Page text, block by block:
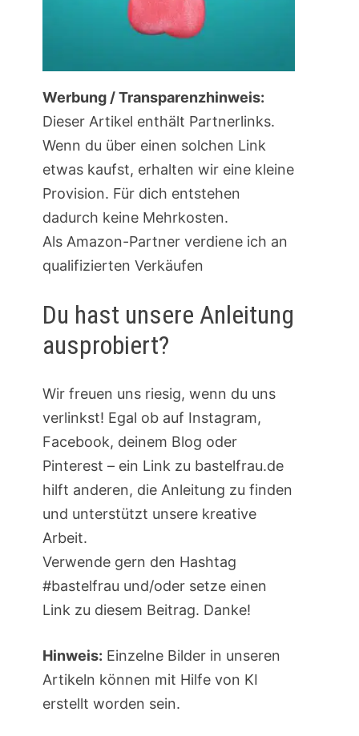
Werbung / Transparenzhinweis:
Dieser Artikel enthält Partnerlinks.
Wenn du über einen solchen Link
etwas kaufst, erhalten wir eine kleine
Provision. Für dich entstehen
dadurch keine Mehrkosten.
Als Amazon-Partner verdiene ich an
qualifizierten Verkäufen
Du hast unsere Anleitung
ausprobiert?
Wir freuen uns riesig, wenn du uns
verlinkst! Egal ob auf Instagram,
Facebook, deinem Blog oder
Pinterest – ein Link zu bastelfrau.de
hilft anderen, die Anleitung zu finden
und unterstützt unsere kreative
Arbeit.
Verwende gern den Hashtag
#bastelfrau und/oder setze einen
Link zu diesem Beitrag. Danke!
Hinweis: Einzelne Bilder in unseren
Artikeln können mit Hilfe von KI
erstellt worden sein.